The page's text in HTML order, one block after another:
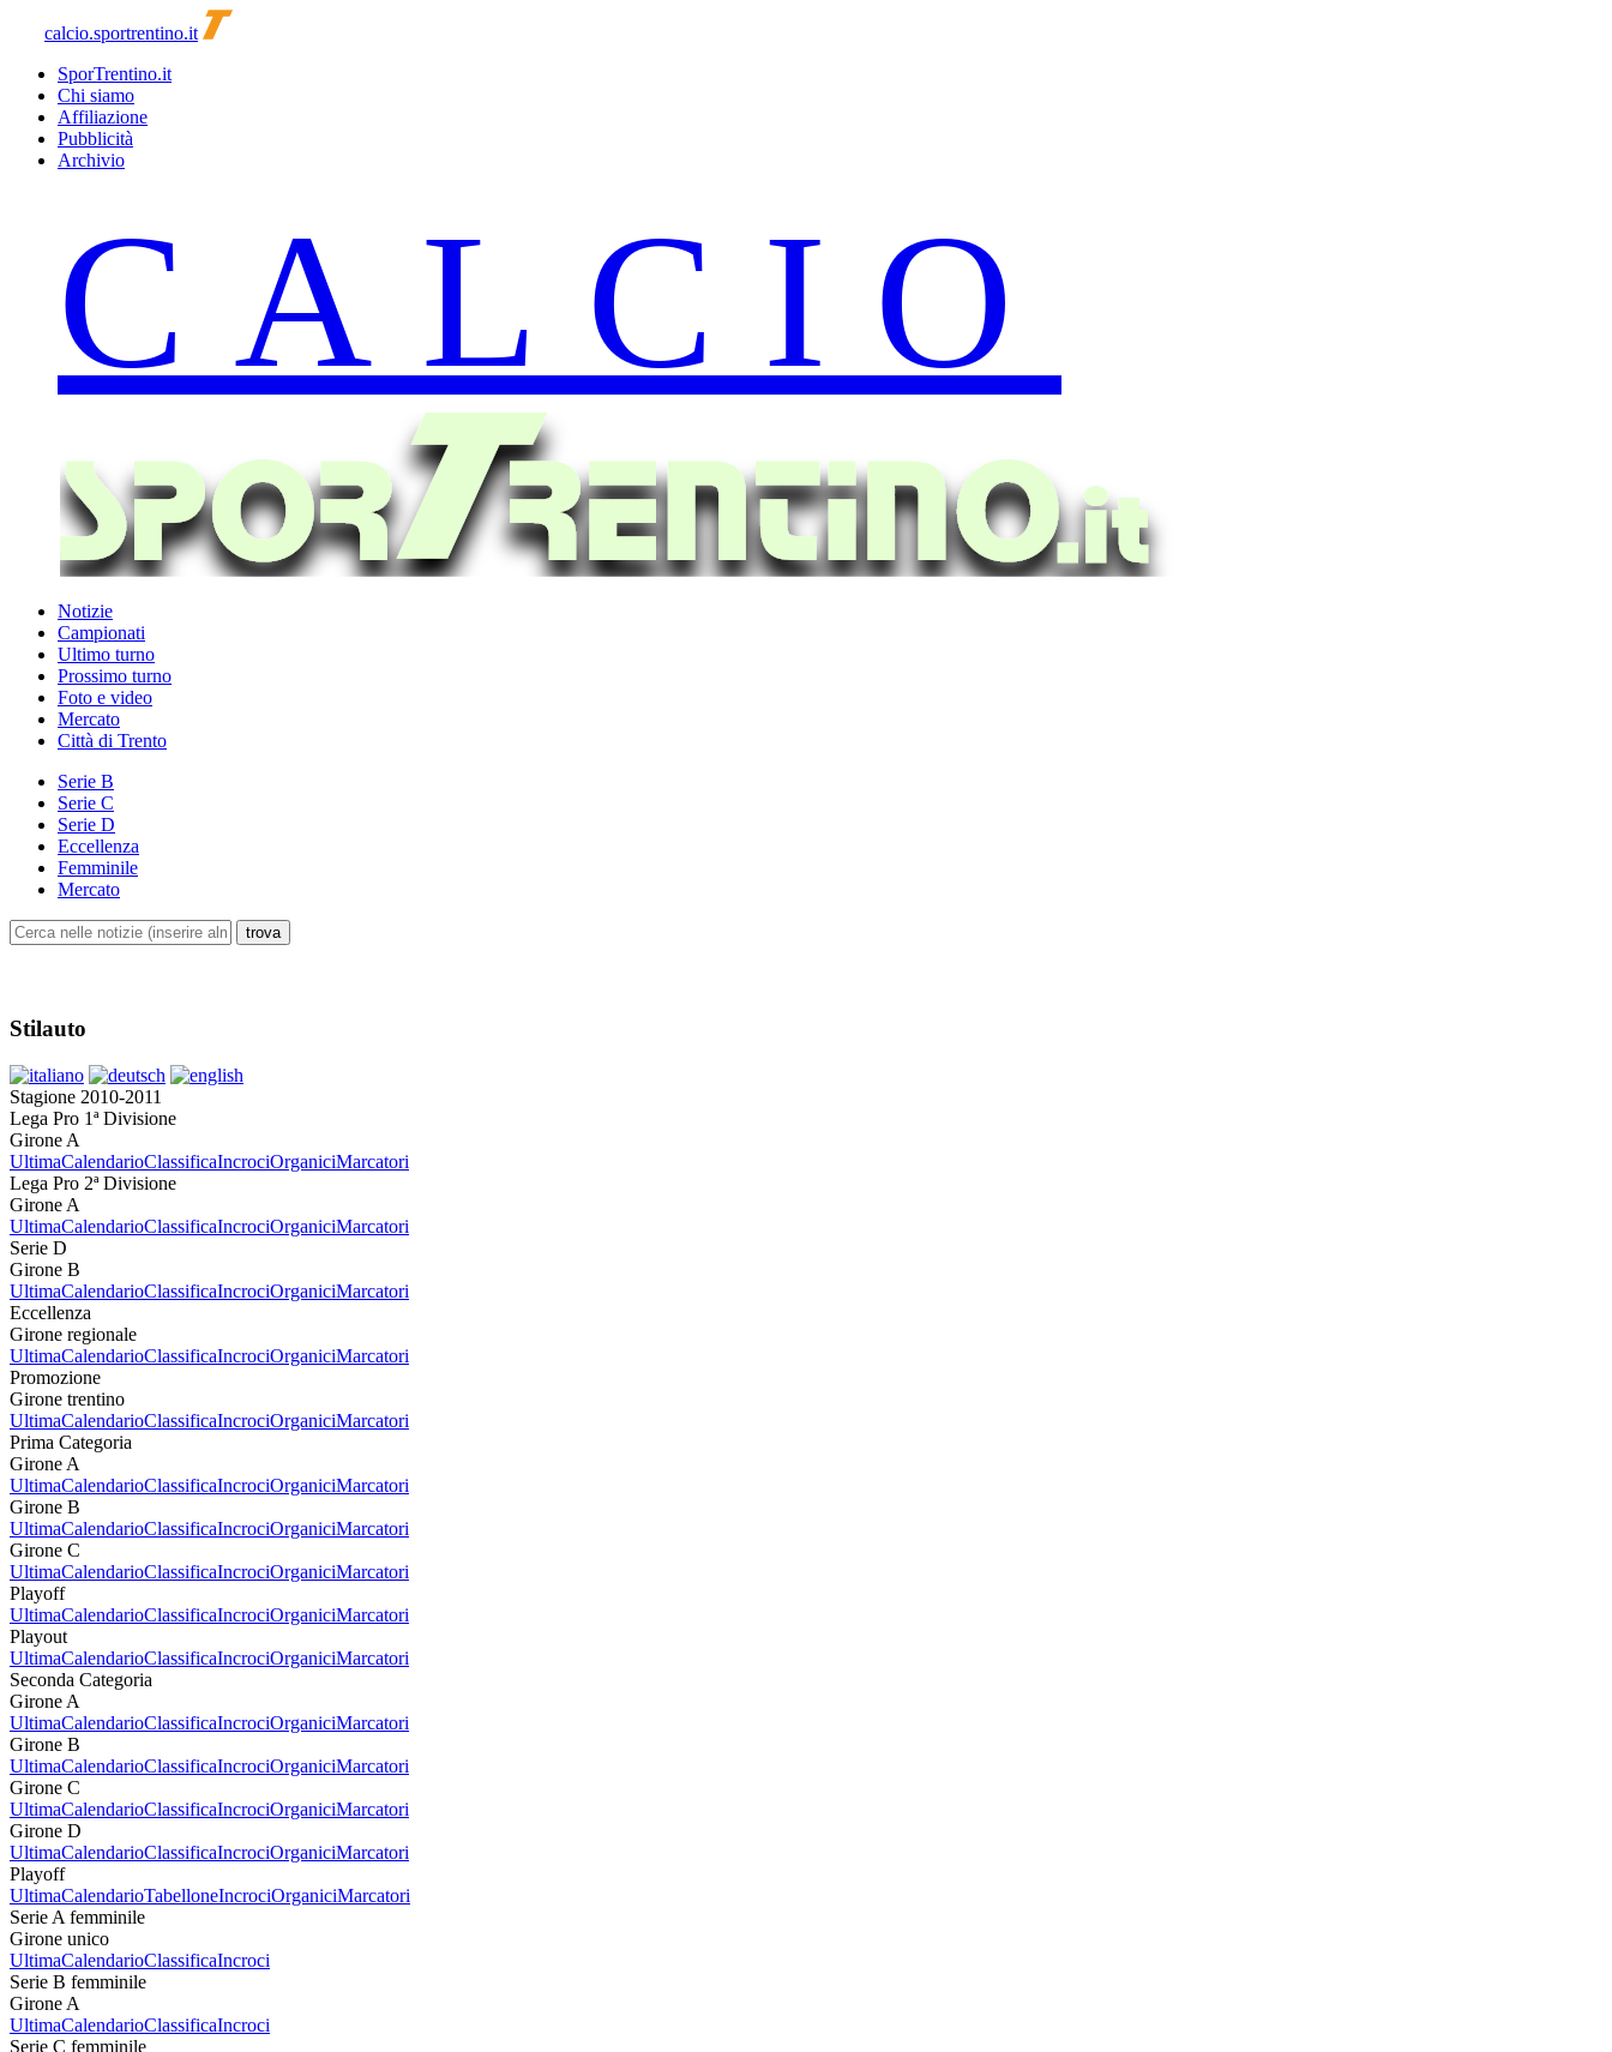
calcio.sportrentino.it
SporTrentino.it
Chi siamo
Affiliazione
Pubblicità
Archivio
Notizie
Campionati
Ultimo turno
Prossimo turno
Foto e video
Mercato
Città di Trento
Serie B
Serie C
Serie D
Eccellenza
Femminile
Mercato
Stilauto
Stagione 2010-2011
Lega Pro 1ª Divisione
Girone A
UltimaCalendarioClassificaIncrociOrganiciMarcatori
Lega Pro 2ª Divisione
Girone A
UltimaCalendarioClassificaIncrociOrganiciMarcatori
Serie D
Girone B
UltimaCalendarioClassificaIncrociOrganiciMarcatori
Eccellenza
Girone regionale
UltimaCalendarioClassificaIncrociOrganiciMarcatori
Promozione
Girone trentino
UltimaCalendarioClassificaIncrociOrganiciMarcatori
Prima Categoria
Girone A
UltimaCalendarioClassificaIncrociOrganiciMarcatori
Girone B
UltimaCalendarioClassificaIncrociOrganiciMarcatori
Girone C
UltimaCalendarioClassificaIncrociOrganiciMarcatori
Playoff
UltimaCalendarioClassificaIncrociOrganiciMarcatori
Playout
UltimaCalendarioClassificaIncrociOrganiciMarcatori
Seconda Categoria
Girone A
UltimaCalendarioClassificaIncrociOrganiciMarcatori
Girone B
UltimaCalendarioClassificaIncrociOrganiciMarcatori
Girone C
UltimaCalendarioClassificaIncrociOrganiciMarcatori
Girone D
UltimaCalendarioClassificaIncrociOrganiciMarcatori
Playoff
UltimaCalendarioTabelloneIncrociOrganiciMarcatori
Serie A femminile
Girone unico
UltimaCalendarioClassificaIncroci
Serie B femminile
Girone A
UltimaCalendarioClassificaIncroci
Serie C femminile